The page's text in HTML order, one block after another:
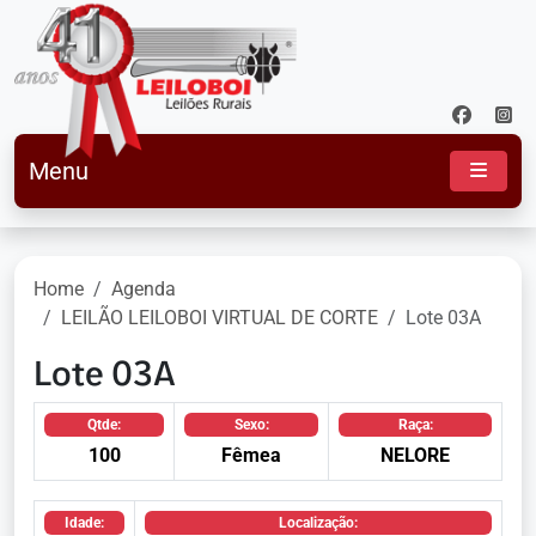
Menu
Home
Agenda
LEILÃO LEILOBOI VIRTUAL DE CORTE
Lote 03A
Lote 03A
Qtde:
100
Sexo:
Fêmea
Raça:
NELORE
Idade: Localização: